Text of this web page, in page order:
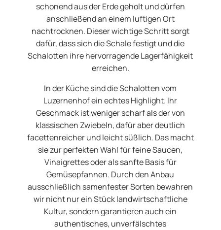
schonend aus der Erde geholt und dürfen
anschließend an einem luftigen Ort
nachtrocknen. Dieser wichtige Schritt sorgt
dafür, dass sich die Schale festigt und die
Schalotten ihre hervorragende Lagerfähigkeit
erreichen.
In der Küche sind die Schalotten vom
Luzernenhof ein echtes Highlight. Ihr
Geschmack ist weniger scharf als der von
klassischen Zwiebeln, dafür aber deutlich
facettenreicher und leicht süßlich. Das macht
sie zur perfekten Wahl für feine Saucen,
Vinaigrettes oder als sanfte Basis für
Gemüsepfannen. Durch den Anbau
ausschließlich samenfester Sorten bewahren
wir nicht nur ein Stück landwirtschaftliche
Kultur, sondern garantieren auch ein
authentisches, unverfälschtes